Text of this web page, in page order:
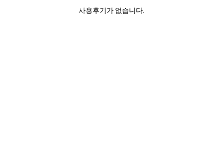
사용후기가 없습니다.